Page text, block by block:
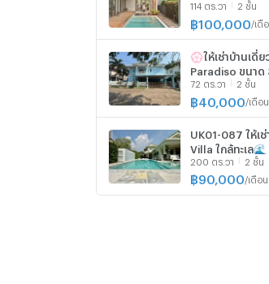
อากาศ / หมู่บ้าน
ทุกวันเป็นวันที่พั
114 ตร.วา 2 ชั้น
฿100,000 /เดื
💮ให้เช่าบ้านเดี่
Paradiso ขนาด
บ้านสวย เฟอร์นิ
ครัน ชายหาดส่ว
72 ตร.วา 2 ชั้น
฿ 40,000 /เดือน
UK01-087 ให้เช่
Villa ใกล้ทะเล🌊
บางพระ-บางแแส
200 ตร.วา 2 ชั้น
฿90,000 /เดือน